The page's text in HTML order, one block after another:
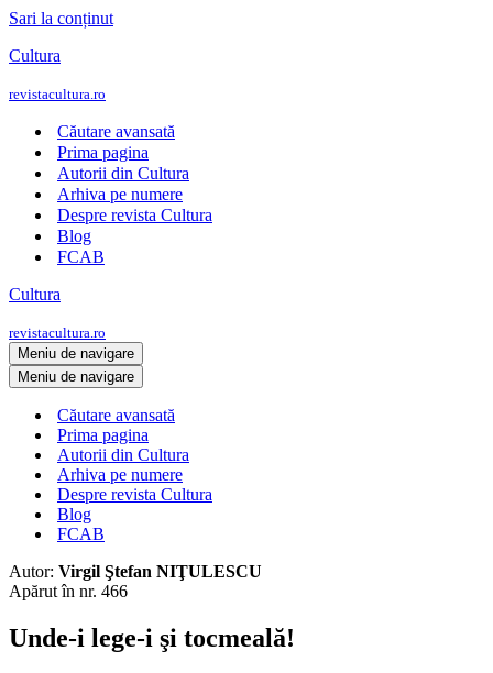
Sari la conținut
Cultura
revistacultura.ro
Căutare avansată
Prima pagina
Autorii din Cultura
Arhiva pe numere
Despre revista Cultura
Blog
FCAB
Cultura
revistacultura.ro
Meniu de navigare
Meniu de navigare
Căutare avansată
Prima pagina
Autorii din Cultura
Arhiva pe numere
Despre revista Cultura
Blog
FCAB
Autor: Virgil Ştefan NIŢULESCU
Apărut în nr. 466
Unde-i lege-i şi tocmeală!